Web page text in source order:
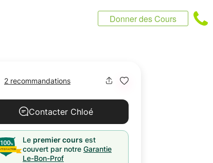
Donner des Cours
2 recommandations
Contacter Chloé
Le premier cours est
couvert par notre Garantie
Le-Bon-Prof